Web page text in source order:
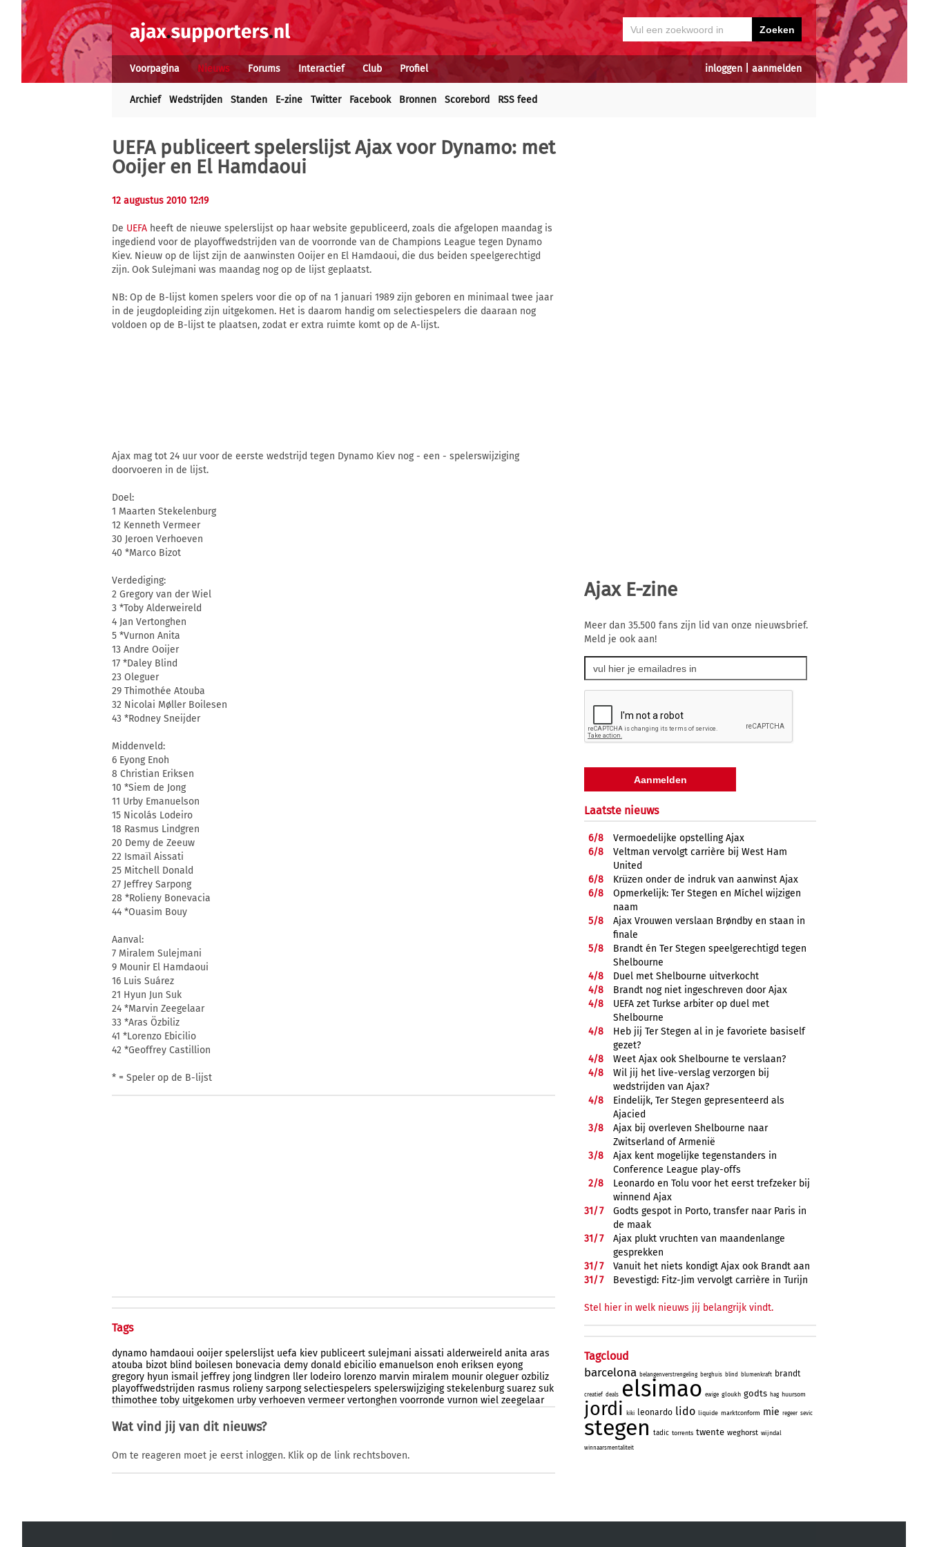
inloggen aanmelden
Voorpagina Nieuws Forums Interactief Club Profiel
Archief Wedstrijden Standen E-zine Twitter Facebook Bronnen Scorebord RSS feed
UEFA publiceert spelerslijst Ajax voor Dynamo: met
Ooijer en El Hamdaoui
12 augustus 2010 12:19
De UEFA heeft de nieuwe spelerslijst op haar website gepubliceerd, zoals die afgelopen maandag is
ingediend voor de playoffwedstrijden van de voorronde van de Champions League tegen Dynamo
Kiev. Nieuw op de lijst zijn de aanwinsten Ooijer en El Hamdaoui, die dus beiden speelgerechtigd
zijn. Ook Sulejmani was maandag nog op de lijst geplaatst.
NB: Op de B-lijst komen spelers voor die op of na 1 januari 1989 zijn geboren en minimaal twee jaar
in de jeugdopleiding zijn uitgekomen. Het is daarom handig om selectiespelers die daaraan nog
voldoen op de B-lijst te plaatsen, zodat er extra ruimte komt op de A-lijst.
Ajax mag tot 24 uur voor de eerste wedstrijd tegen Dynamo Kiev nog - een - spelerswijziging
doorvoeren in de lijst.
Doel:
1 Maarten Stekelenburg
12 Kenneth Vermeer
30 Jeroen Verhoeven
40 *Marco Bizot
Verdediging:
2 Gregory van der Wiel
3 *Toby Alderweireld
4 Jan Vertonghen
5 *Vurnon Anita
13 Andre Ooijer
17 *Daley Blind
23 Oleguer
29 Thimothée Atouba
32 Nicolai Møller Boilesen
43 *Rodney Sneijder
Middenveld:
6 Eyong Enoh
8 Christian Eriksen
10 *Siem de Jong
11 Urby Emanuelson
15 Nicolás Lodeiro
18 Rasmus Lindgren
20 Demy de Zeeuw
22 Ismaïl Aissati
25 Mitchell Donald
27 Jeffrey Sarpong
28 *Rolieny Bonevacia
44 *Ouasim Bouy
Aanval:
7 Miralem Sulejmani
9 Mounir El Hamdaoui
16 Luis Suárez
21 Hyun Jun Suk
24 *Marvin Zeegelaar
33 *Aras Özbiliz
41 *Lorenzo Ebicilio
42 *Geoffrey Castillion
* = Speler op de B-lijst
Tags
dynamo hamdaoui ooijer spelerslijst uefa kiev publiceert sulejmani aissati alderweireld anita aras
atouba bizot blind boilesen bonevacia demy donald ebicilio emanuelson enoh eriksen eyong
gregory hyun ismail jeffrey jong lindgren ller lodeiro lorenzo marvin miralem mounir oleguer ozbiliz
playoffwedstrijden rasmus rolieny sarpong selectiespelers spelerswijziging stekelenburg suarez suk
thimothee toby uitgekomen urby verhoeven vermeer vertonghen voorronde vurnon wiel zeegelaar
Wat vind jij van dit nieuws?
Om te reageren moet je eerst inloggen. Klik op de link rechtsboven.
Ajax E-zine
Meer dan 35.500 fans zijn lid van onze nieuwsbrief.
Meld je ook aan!
Laatste nieuws
6/8
Vermoedelijke opstelling Ajax
6/8
Veltman vervolgt carrière bij West Ham
United
6/8
Krüzen onder de indruk van aanwinst Ajax
6/8
Opmerkelijk: Ter Stegen en Míchel wijzigen
naam
5/8
Ajax Vrouwen verslaan Brøndby en staan in
finale
5/8
Brandt én Ter Stegen speelgerechtigd tegen
Shelbourne
4/8
Duel met Shelbourne uitverkocht
4/8
Brandt nog niet ingeschreven door Ajax
4/8
UEFA zet Turkse arbiter op duel met
Shelbourne
4/8
Heb jij Ter Stegen al in je favoriete basiself
gezet?
4/8
Weet Ajax ook Shelbourne te verslaan?
4/8
Wil jij het live-verslag verzorgen bij
wedstrijden van Ajax?
4/8
Eindelijk, Ter Stegen gepresenteerd als
Ajacied
3/8
Ajax bij overleven Shelbourne naar
Zwitserland of Armenië
3/8
Ajax kent mogelijke tegenstanders in
Conference League play-offs
2/8
Leonardo en Tolu voor het eerst trefzeker bij
winnend Ajax
31/7
Godts gespot in Porto, transfer naar Paris in
de maak
31/7
Ajax plukt vruchten van maandenlange
gesprekken
31/7
Vanuit het niets kondigt Ajax ook Brandt aan
31/7 Bevestigd: Fitz-Jim vervolgt carrière in Turijn
Stel hier in welk nieuws jij belangrijk vindt.
Tagcloud
barcelona belangenverstrengeling berghuis blind blumenkraft brandt
creatief deals elsimao ewige gloukh godts hag huursom
jordi kiki leonardo lido liquide marktconform mie regeer sevic
stegen tadic torrents twente weghorst wijndal
winnaarsmentaliteit